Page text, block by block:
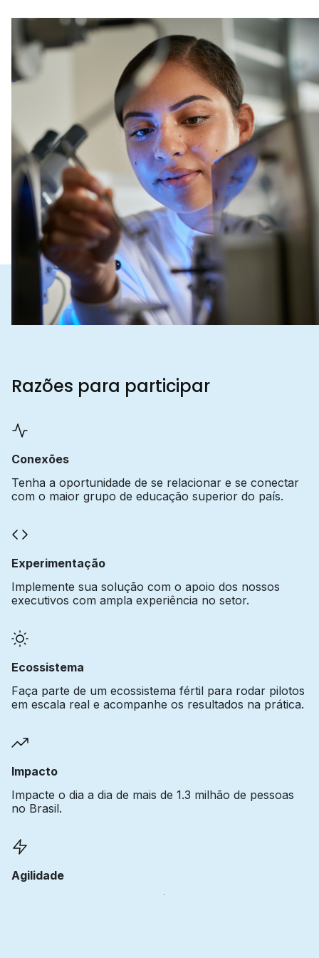
Razões para participar
Conexões
Tenha a oportunidade de se relacionar e se conectar
com o maior grupo de educação superior do país.
Experimentação
Implemente sua solução com o apoio dos nossos
executivos com ampla experiência no setor.
Ecossistema
Faça parte de um ecossistema fértil para rodar pilotos
em escala real e acompanhe os resultados na prática.
Impacto
Impacte o dia a dia de mais de 1.3 milhão de pessoas
no Brasil.
Agilidade
Inicie seu projeto de forma ágil por meio de processos